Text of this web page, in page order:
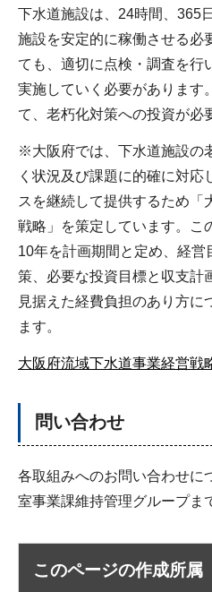
下水道施設は、24時間、365
施設を安定的に稼働させる必
ても、適切に点検・調査を行
実施していく必要があります
て、老朽化対策への投資が必
※大阪府では、下水道施設の
く状況及び課題に的確に対
スを継続して提供するため「
戦略」を策定しています。こ
10年を計画期間と定め、経
策、必要な投資目標と収支計
見据えた経費負担のあり方に
ます。
大阪府流域下水道事業経営戦
問い合わせ
各取組みへのお問い合わせに
室事業課維持管理グループま
このページの作成所属